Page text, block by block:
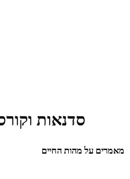
סדנאות
מאמרים על מהות החיים